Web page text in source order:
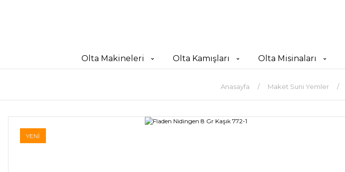
Olta Makineleri Olta Kamışları Olta Misinaları
Anasayfa Maket Suni Yemler
YENİ